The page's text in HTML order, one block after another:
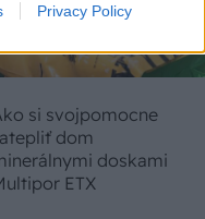
Privacy Policy
si svojpomocne
dom
doskami
ETX